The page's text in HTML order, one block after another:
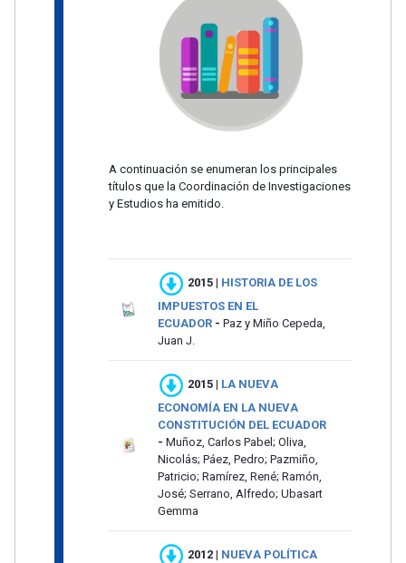
A continuación se enumeran los principales
títulos que la Coordinación de Investigaciones
y Estudios ha emitido.
2015 | HISTORIA DE LOS
IMPUESTOS EN EL
ECUADOR - Paz y Miño Cepeda,
Juan J.
2015 | LA NUEVA
ECONOMÍA EN LA NUEVA
CONSTITUCIÓN DEL ECUADOR
- Muñoz, Carlos Pabel; Oliva,
Nicolás; Páez, Pedro; Pazmiño,
Patricio; Ramírez, René; Ramón,
José; Serrano, Alfredo; Ubasart
Gemma
2012 | NUEVA POLÍTICA